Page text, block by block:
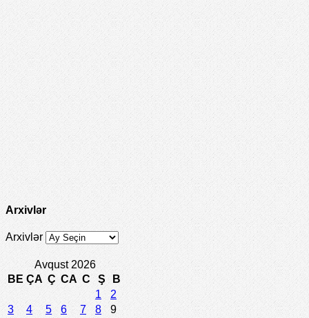
Arxivlər
Arxivlər
Avqust 2026
BE ÇA Ç CA C Ş
B
1
2
3
4 5 6 7 8
9